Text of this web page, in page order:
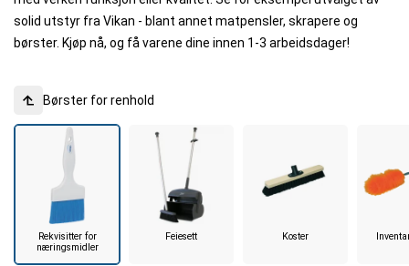
solid utstyr fra Vikan - blant annet matpensler, skrapere og
børster. Kjøp nå, og få varene dine innen 1-3 arbeidsdager!
Børster for renhold
Rekvisitter for
næringsmidler
Feiesett Koster